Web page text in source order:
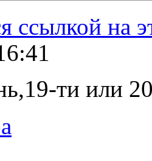
ти или